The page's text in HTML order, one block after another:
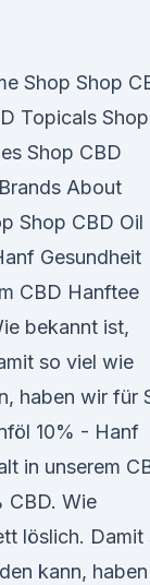
Shop Shop
Topicals Shop
Shop CBD
About
Shop CBD Oil
Gesundheit
CBD Hanftee
bekannt ist,
so viel wie
haben wir für
10% - Hanf
in unserem
CBD. Wie
löslich. Damit
kann, haben